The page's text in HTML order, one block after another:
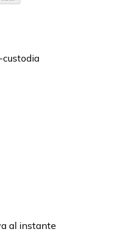
custodia
al instante